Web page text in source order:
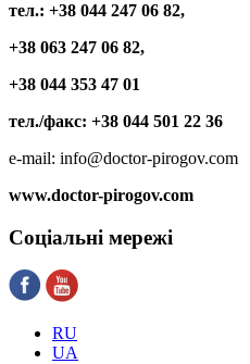
тел.: +38 044 247 06 82,
+38 063 247 06 82,
+38 044 353 47 01
тел./факс: +38 044 501 22 36
e-mail: info@doctor-pirogov.com
www.doctor-pirogov.com
Соціальні мережі
RU
UA